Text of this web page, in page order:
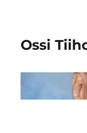
Ossi